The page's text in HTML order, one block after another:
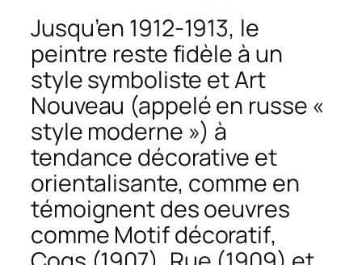
Jusqu’en 1912-1913, le
peintre reste fidèle à un
style symboliste et Art
Nouveau (appelé en russe «
style moderne ») à
tendance décorative et
orientalisante, comme en
témoignent des oeuvres
comme Motif décoratif,